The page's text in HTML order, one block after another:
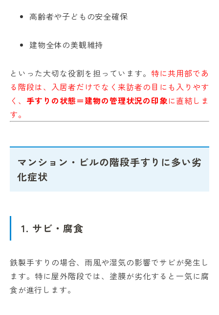
高齢者や子どもの安全確保
建物全体の美観維持
といった大切な役割を担っています。 特に共用部であ
る階段は、入居者だけでなく来訪者の目にも入りやす
く、 手すりの状態＝建物の管理状況の印象に直結しま
す。
マンション・ビルの階段手すりに多い劣
化症状
1. サビ・腐食
鉄製手すりの場合、雨風や湿気の影響でサビが発生し
ます。特に屋外階段では、塗膜が劣化すると一気に腐
食が進行します。